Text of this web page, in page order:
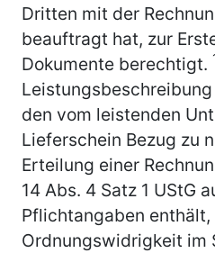
Dritten mit der
beauftragt hat, zur
Dokumente berechtigt.
den vom leistenden
Lieferschein Bezug zu
Erteilung einer
14 Abs. 4 Satz 1 UStG
Pflichtangaben
Ordnungswidrigkeit im